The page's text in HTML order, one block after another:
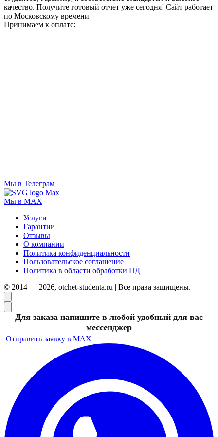
качество. Получите готовый отчет уже сегодня! Сайт работает
по Московскому времени
Принимаем к оплате:
Мы в Телеграм
Мы в MAX
Услуги
Гарантии
Отзывы
О компании
Политика конфиденциальности
Пользовательское соглашение
Политика в области обработки ПД
© 2014 — 2026, otchet-studenta.ru | Все права защищены.
Для заказа напишите в любой удобный для вас
мессенджер
Отправить заявку в MAX